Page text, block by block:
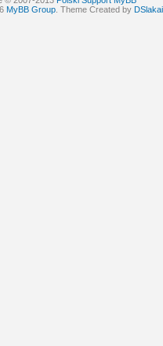
MyBB Group . Theme Created by